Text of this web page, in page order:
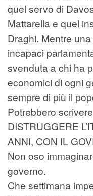
quel servo di
Mattarella e quel
Draghi. Mentre
incapaci
svenduta a chi ha
economici di ogni
sempre di più il
Potrebbero
DISTRUGGERE
ANNI, CON IL
Non oso
governo.
Che settimana